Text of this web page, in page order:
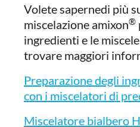
Volete sapernedi più
miscelazione amixon®
ingredienti e le
trovare maggiori
Preparazione degli
con i miscelatori di
Miscelatore bialbero